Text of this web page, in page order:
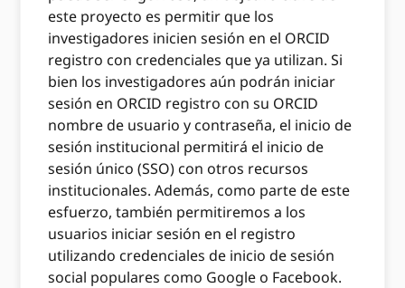
este proyecto es permitir que los
investigadores inicien sesión en el ORCID
registro con credenciales que ya utilizan. Si
bien los investigadores aún podrán iniciar
sesión en ORCID registro con su ORCID
nombre de usuario y contraseña, el inicio de
sesión institucional permitirá el inicio de
sesión único (SSO) con otros recursos
institucionales. Además, como parte de este
esfuerzo, también permitiremos a los
usuarios iniciar sesión en el registro
utilizando credenciales de inicio de sesión
social populares como Google o Facebook.